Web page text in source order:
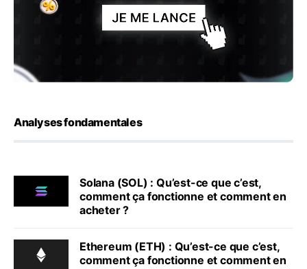
Analyses fondamentales
Solana (SOL) : Qu’est-ce que c’est,
comment ça fonctionne et comment en
acheter ?
Ethereum (ETH) : Qu’est-ce que c’est,
comment ça fonctionne et comment en